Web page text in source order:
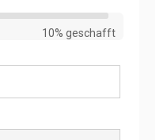
10% geschafft